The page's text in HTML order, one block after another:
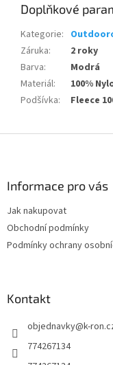
Doplňkové
Kategorie:
Záruka:
2 roky
Barva:
Modrá
Materiál:
100%
Podšívka: Fleece
Informace pro vás
Jak nakupovat
Obchodní podmínky
Podmínky ochrany
Kontakt
objednavky@k-
774267134